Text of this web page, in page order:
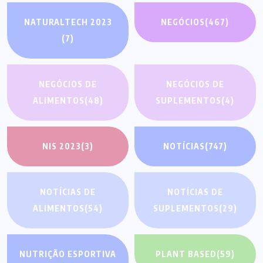
NATURALTECH 2023
(7)
NEGÓCIOS(467)
NEGÓCIOS DE
ALIMENTOS(48)
NEGÓCIOS DE
SUPLEMENTOS(4)
NIS 2023(3) NOTÍCIAS(747)
NOTÍCIAS DE
ALIMENTOS(54)
NOTÍCIAS DE
SUPLEMENTOS(29)
NUTRIÇÃO ESPORTIVA
PLANT BASED(59)